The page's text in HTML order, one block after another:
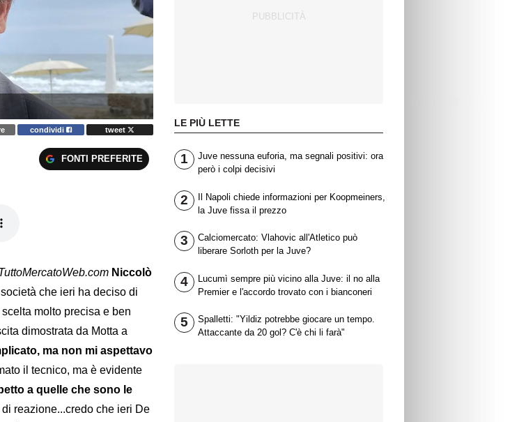
condividi
tweet
FONTI PREFERITE
Niccolò
che ieri ha deciso di
scelta molto precisa e ben
dimostrata da Motta a
ma non mi aspettavo
il tecnico, ma è evidente
a quelle che sono le
reazione...credo che ieri De
LE PIÙ LETTE
1
Juve nessuna euforia, ma segnali positivi: ora
però i colpi decisivi
2
Il Napoli chiede informazioni per Koopmeiners,
la Juve fissa il prezzo
3
Calciomercato: Vlahovic all'Atletico può
liberare Sorloth per la Juve?
4
Lucumì sempre più vicino alla Juve: il no alla
Premier e l'accordo trovato con i bianconeri
5
Spalletti: "Yildiz potrebbe giocare un tempo.
Attaccante da 20 gol? C'è chi li farà"